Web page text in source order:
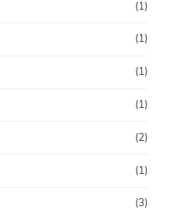
(1)
(1)
(1)
(1)
(2)
(1)
(3)